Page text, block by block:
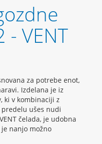
- VENT
za potrebe enot,
Izdelana je iz
ki v kombinaciji z
ušes nudi
čelada, je udobna
nanjo možno